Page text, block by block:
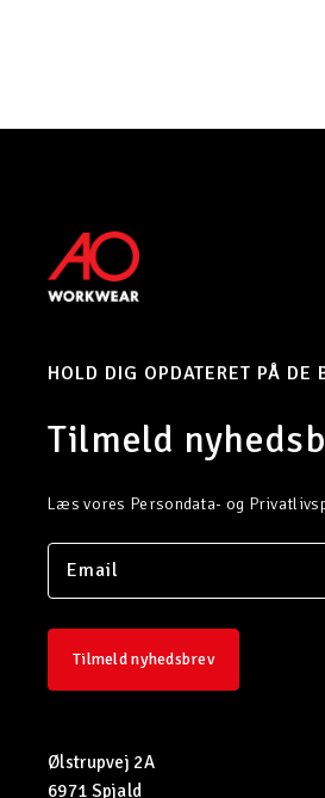
HOLD DIG OPDATERET PÅ DE
Tilmeld
Læs vores Persondata- og
Tilmeld nyhedsbrev
Ølstrupvej 2A
6971 Spjald